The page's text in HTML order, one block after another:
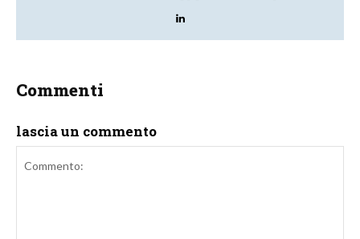
Commenti
lascia un commento